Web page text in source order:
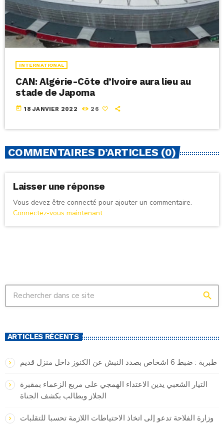
INTERNATIONAL
CAN: Algérie-Côte d’Ivoire aura lieu au
stade de Japoma
today 18 JANVIER 2022 26
COMMENTAIRES D’ARTICLES (0)
Laisser une réponse
Vous devez être connecté pour ajouter un commentaire.
Connectez-vous maintenant
search
ARTICLES RÉCENTS
طبربة : ضبط 6 اشخاص بصدد النبش عن الكنوز داخل منزل قديم
التيار الشعبي يدين الاعتداء الهمجي على مربع الزعماء بمقبرة
الجلاز ويطالب بكشف الجناة
وزارة الفلاحة تدعو إلى اتخاذ الاحتياطات اللازمة تحسبا للتقلبات